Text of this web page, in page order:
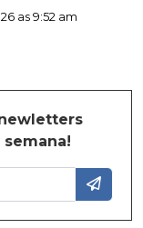
as 9:52 am